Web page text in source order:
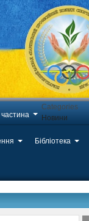
Бібліотека
Categories
Новини